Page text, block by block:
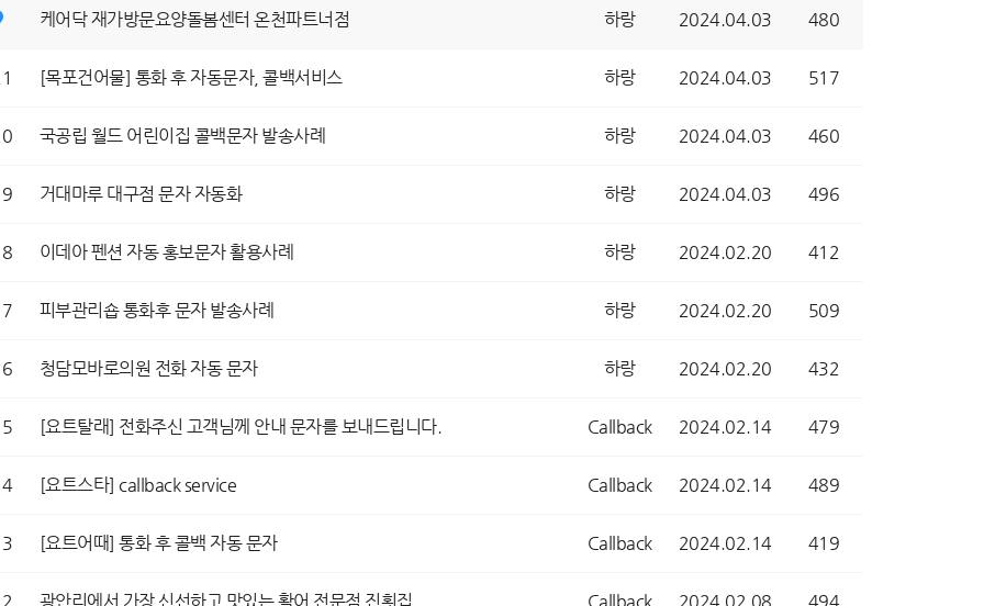
케어닥 재가방문요양돌봄센터 온천파트너점 하랑 2024.04.03 480
[목포건어물] 통화 후 자동문자, 콜백서비스 하랑 2024.04.03 517
국공립 월드 어린이집 콜백문자 발송사례 하랑 2024.04.03 460
거대마루 대구점 문자 자동화 하랑 2024.04.03 496
이데아 펜션 자동 홍보문자 활용사례 하랑 2024.02.20 412
피부관리숍 통화후 문자 발송사례 하랑 2024.02.20 509
청담모바로의원 전화 자동 문자 하랑 2024.02.20 432
[요트탈래] 전화주신 고객님께 안내 문자를 보내드립니다. Callback 2024.02.14 479
[요트스타] callback service Callback 2024.02.14 489
[요트어때] 통화 후 콜백 자동 문자 Callback 2024.02.14 419
광안리에서 가장 신선하고 맛있는 활어 전문점 진횟집 Callback 2024.02.08 494